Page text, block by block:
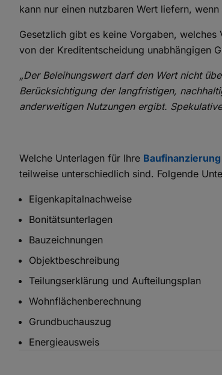
kann nur einen nutzbaren Wert liefern,
Gesetzlich gibt es keine Vorgaben, welches
von der Kreditentscheidung unabhängigen
„Der Beleihungswert darf den Wert nicht
Berücksichtigung der langfristigen,
anderweitigen Nutzungen ergibt.
Welche Unterlagen für Ihre Baufinanzierung
teilweise unterschiedlich sind. Folgende
Eigenkapitalnachweise
Bonitätsunterlagen
Bauzeichnungen
Objektbeschreibung
Teilungserklärung und Aufteilungsplan
Wohnflächenberechnung
Grundbuchauszug
Energieausweis